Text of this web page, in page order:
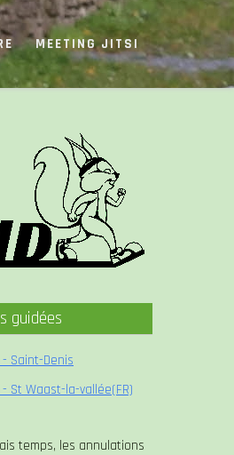
MEETING JITSI
guidées
Saint-Denis
St Waast-la-vallée(FR)
temps, les annulations